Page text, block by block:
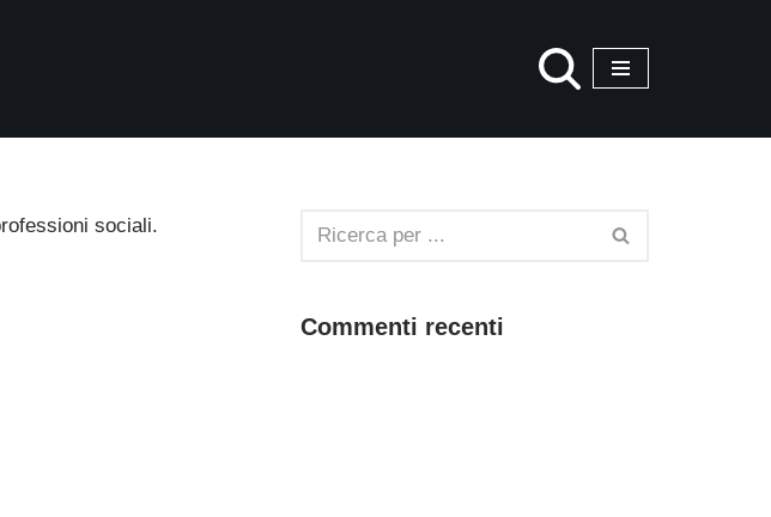
sociali.
Commenti recenti